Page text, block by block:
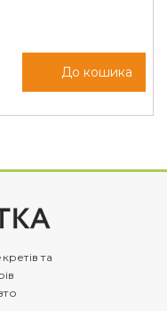
До кошика
та